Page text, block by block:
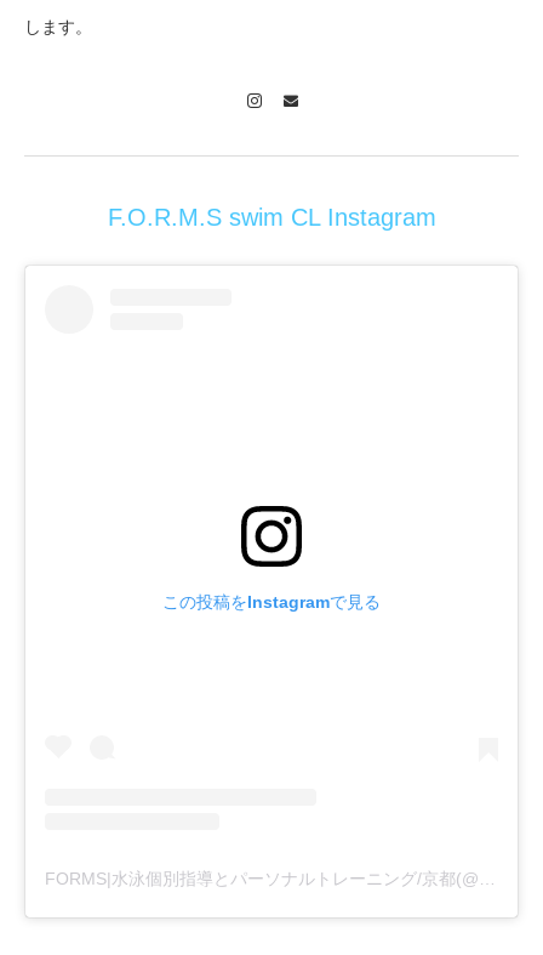
します。
F.O.R.M.S swim CL Instagram
この投稿をInstagramで見る
FORMS|水泳個別指導とパーソナルトレーニング/京都(@formswimcl)がシェアした投稿